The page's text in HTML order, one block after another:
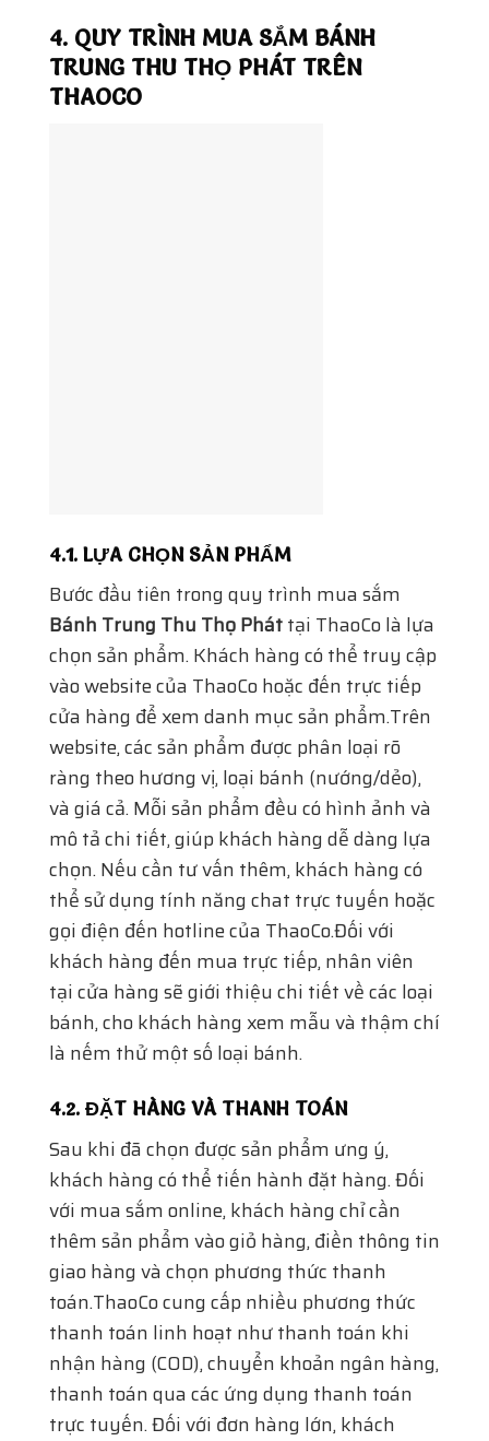
4. QUY TRÌNH MUA SẮM BÁNH
TRUNG THU THỌ PHÁT TRÊN
THAOCO
và giá cả. Mỗi sản phẩm đều có hình ảnh và
mô tả chi tiết, giúp khách hàng dễ dàng lựa
chọn. Nếu cần tư vấn thêm, khách hàng có
thể sử dụng tính năng chat trực tuyến hoặc
gọi điện đến hotline của ThaoCo.Đối với
khách hàng đến mua trực tiếp, nhân viên
tại cửa hàng sẽ giới thiệu chi tiết về các loại
bánh, cho khách hàng xem mẫu và thậm chí
là nếm thử một số loại bánh.
4.2. ĐẶT HÀNG VÀ THANH TOÁN
Sau khi đã chọn được sản phẩm ưng ý,
khách hàng có thể tiến hành đặt hàng. Đối
với mua sắm online, khách hàng chỉ cần
thêm sản phẩm vào giỏ hàng, điền thông tin
giao hàng và chọn phương thức thanh
toán.ThaoCo cung cấp nhiều phương thức
thanh toán linh hoạt như thanh toán khi
nhận hàng (COD), chuyển khoản ngân hàng,
thanh toán qua các ứng dụng thanh toán
trực tuyến. Đối với đơn hàng lớn, khách
hàng có thể thương lượng về phương thức
thanh toán phù hợp nhất với nhu cầu của
mình.Nếu khách hàng chọn mua trực tiếp
tại cửa hàng, việc thanh toán sẽ diễn ra
ngay tại quầy. Nhân viên thu ngân sẽ hỗ trợ
khách hàng hoàn tất các thủ tục cần thiết
và đảm bảo rằng sản phẩm được gói gọn
cẩn thận trước khi giao cho khách.